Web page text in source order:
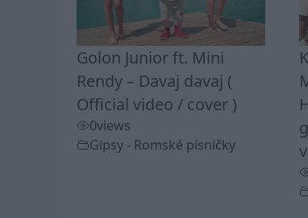
Golon Junior ft. Mini
Rendy – Davaj davaj (
Official video / cover )
0views
Gipsy - Romské písničky